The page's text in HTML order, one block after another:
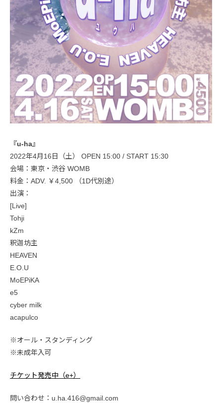
『u-ha』
2022年4月16日（土） OPEN 15:00 / START 15:30
会場：東京・渋谷 WOMB
料金：ADV. ￥4,500 （1D代別途）
出演：
[Live]
Tohji
kZm
釈迦坊主
HEAVEN
E.O.U
MoEPiKA
e5
cyber milk
acapulco
※オール・スタンディング
※未成年入可
チケット発売中（e+）
問い合わせ：u.ha.416@gmail.com